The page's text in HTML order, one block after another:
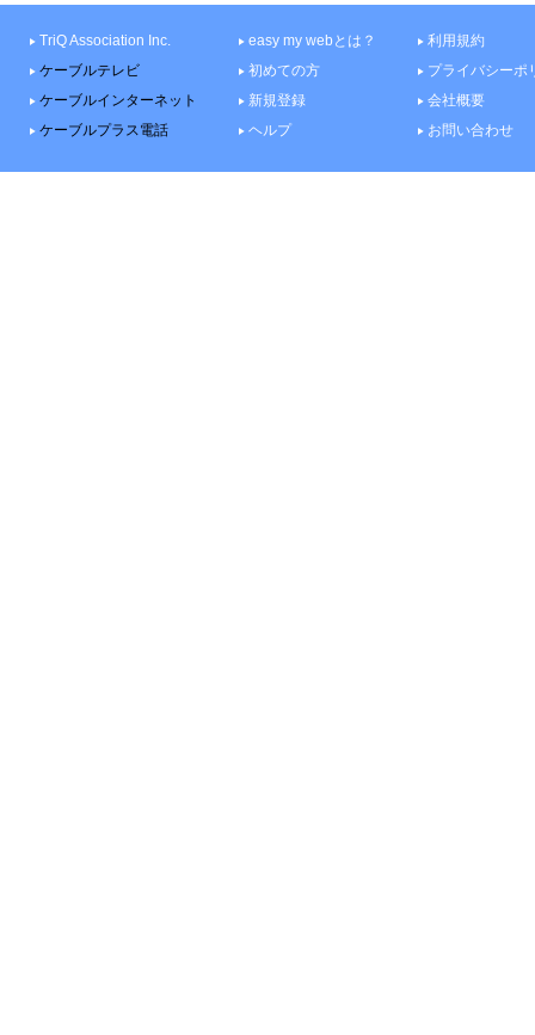
TriQ Association Inc.
ケーブルテレビ
ケーブルインターネット
ケーブルプラス電話
easy my webとは？
初めての方
新規登録
ヘルプ
利用規約
プライバシーポ
会社概要
お問い合わせ